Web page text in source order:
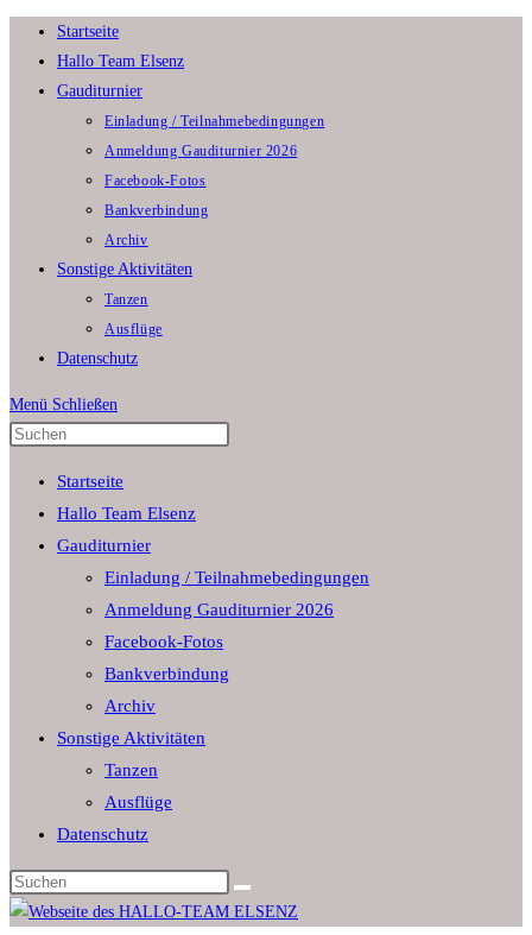
Zum
Inhalt
springen
Startseite
Hallo Team Elsenz
Gauditurnier
Einladung / Teilnahmebedingungen
Anmeldung Gauditurnier 2026
Facebook-Fotos
Bankverbindung
Archiv
Sonstige Aktivitäten
Tanzen
Ausflüge
Datenschutz
Menü Schließen
search
panel.
Startseite
Hallo Team Elsenz
Gauditurnier
Einladung / Teilnahmebedingungen
Anmeldung Gauditurnier 2026
Facebook-Fotos
Bankverbindung
Archiv
Sonstige Aktivitäten
Tanzen
Ausflüge
Datenschutz
Diese
Website